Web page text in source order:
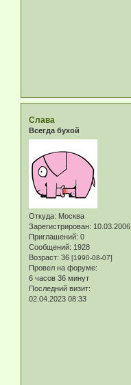
Слава
Всегда бухой
Откуда: Москва
Зарегистрирован: 10.03.2006
Приглашений: 0
Сообщений: 1928
Возраст: 36 [1990-08-07]
Провел на форуме:
6 часов 36 минут
Последний визит:
02.04.2023 08:33